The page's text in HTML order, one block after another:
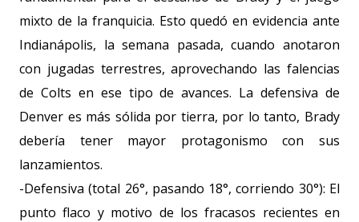
mixto de la franquicia. Esto quedó en evidencia ante
Indianápolis, la semana pasada, cuando anotaron
con jugadas terrestres, aprovechando las falencias
de Colts en ese tipo de avances. La defensiva de
Denver es más sólida por tierra, por lo tanto, Brady
debería tener mayor protagonismo con sus
lanzamientos.
-Defensiva (total 26°, pasando 18°, corriendo 30°): El
punto flaco y motivo de los fracasos recientes en